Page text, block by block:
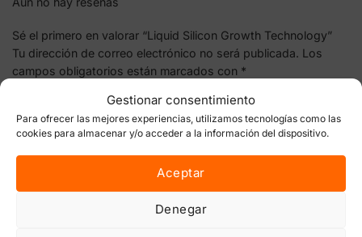
Gestionar consentimiento
Para ofrecer las mejores experiencias, utilizamos tecnologías como las
cookies para almacenar y/o acceder a la información del dispositivo.
Aceptar
Denegar
Sé el primero en valorar “Liquid Silicon Growth Technology”
Tu dirección de correo electrónico no será publicada. Los
campos obligatorios están marcados con *
Tu valoración*